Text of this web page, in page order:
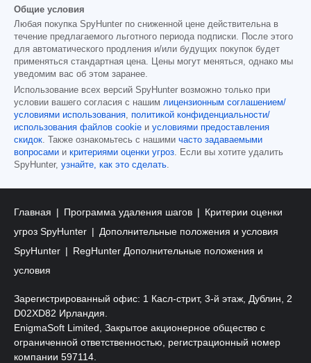
Общие условия
Любая покупка SpyHunter по сниженной цене действительна в
течение предлагаемого льготного периода подписки. После этого
для автоматического продления и/или будущих покупок будет
применяться стандартная цена. Цены могут меняться, однако мы
уведомим вас об этом заранее.
Использование всех версий SpyHunter возможно только при
условии вашего согласия с нашим лицензионным соглашением/
условиями использования, политикой конфиденциальности/
использования файлов cookie и условиями предоставления
скидок. Также ознакомьтесь с нашими часто задаваемыми
вопросами и критериями оценки угроз. Если вы хотите удалить
SpyHunter, узнайте, как это сделать.
Главная Программа удаления шагов
Критерии оценки
угроз SpyHunter
Дополнительные положения и условия
SpyHunter
RegHunter Дополнительные положения и
условия
Зарегистрированный офис: 1 Касл-стрит, 3-й этаж, Дублин, 2
D02XD82 Ирландия.
EnigmaSoft Limited, Закрытое акционерное общество с
ограниченной ответственностью, регистрационный номер
компании 597114.